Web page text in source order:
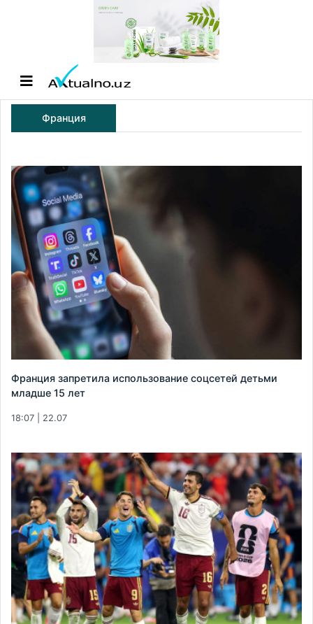
Франция
Франция запретила использование соцсетей детьми
младше 15 лет
18:07 | 22.07